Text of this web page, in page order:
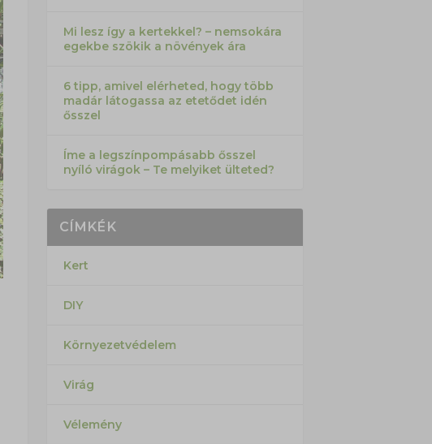
Mi lesz így a kertekkel? – nemsokára
egekbe szökik a növények ára
6 tipp, amivel elérheted, hogy több
madár látogassa az etetődet idén
ősszel
Íme a legszínpompásabb ősszel
nyíló virágok – Te melyiket ülteted?
CÍMKÉK
Kert
DIY
Környezetvédelem
Virág
Vélemény